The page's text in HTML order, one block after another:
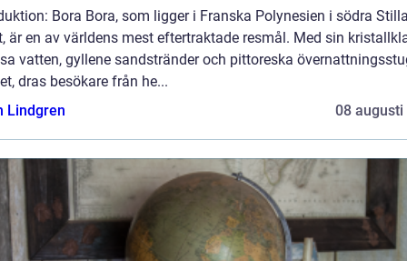
Bora Bora, som ligger i Franska Polynesien i södra
är en av världens mest eftertraktade resmål. Med sin
vatten, gyllene sandstränder och pittoreska
dras besökare från he...
Lindgren
08 augusti